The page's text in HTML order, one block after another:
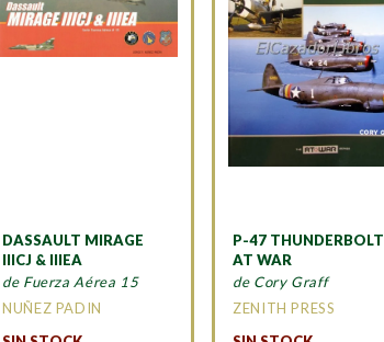
DASSAULT MIRAGE
IIICJ & IIIEA
de Fuerza Aérea 15
NUÑEZ PADIN
P-47 THUNDERBOLT
AT WAR
de Cory Graff
ZENITH PRESS